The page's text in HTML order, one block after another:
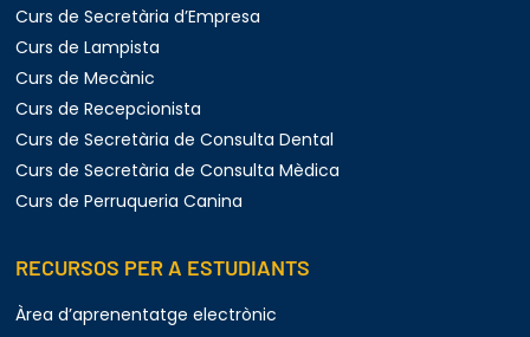
Curs de Secretària d’Empresa
Curs de Lampista
Curs de Mecànic
Curs de Recepcionista
Curs de Secretària de Consulta Dental
Curs de Secretària de Consulta Mèdica
Curs de Perruqueria Canina
RECURSOS PER A ESTUDIANTS
Àrea d’aprenentatge electrònic